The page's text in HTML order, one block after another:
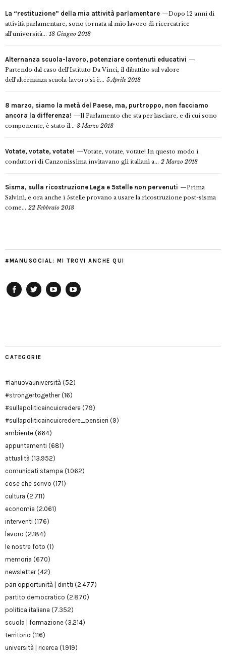
La “restituzione” della mia attività parlamentare
Dopo 12 anni di
attività parlamentare, sono tornata al mio lavoro di ricercatrice
all’università... 18 Giugno 2018
Alternanza scuola-lavoro, potenziare contenuti educativi
Partendo dal caso dell’Istituto Da Vinci, il dibattito sul valore
dell’alternanza scuola-lavoro si è... 5 Aprile 2018
8 marzo, siamo la metà del Paese, ma, purtroppo, non facciamo
ancora la differenza!
Il Parlamento che sta per lasciare, e di cui sono
componente, è stato il... 8 Marzo 2018
Votate, votate, votate!
Votate, votate, votate! In questo modo i
conduttori di Canzonissima invitavano gli italiani a... 2 Marzo 2018
Sisma, sulla ricostruzione Lega e 5stelle non pervenuti
Prima
Salvini, e ora anche i 5stelle provano a usare la ricostruzione post-sisma
come... 22 Febbraio 2018
#MANUSOCIAL: MI TROVI ANCHE QUI
CATEGORIE
#lanuovauniversità (52)
#strongertogether(16)
#sullapoliticaincuicredere (79)
#sullapoliticaincuicredere_pensieri (9)
ambiente (664)
appuntamenti (681)
attualità (13.952)
comunicati stampa (1.062)
cose che scrivo (171)
cultura (2.711)
economia (2.061)
interventi (176)
lavoro (2.184)
le nostre foto (1)
memoria (670)
newsletter(42)
pari opportunità | diritti (2.477)
partito democratico (2.870)
politica italiana (7.352)
scuola | formazione (3.214)
territorio (116)
università | ricerca (1.919)